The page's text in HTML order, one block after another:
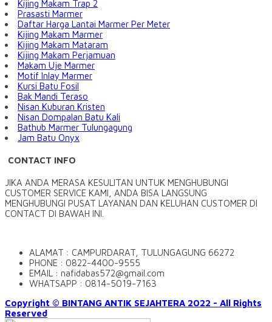
Kijing Makam Trap 2
Prasasti Marmer
Daftar Harga Lantai Marmer Per Meter
Kijing Makam Marmer
Kijing Makam Mataram
Kijing Makam Perjamuan
Makam Uje Marmer
Motif Inlay Marmer
Kursi Batu Fosil
Bak Mandi Teraso
Nisan Kuburan Kristen
Nisan Dompalan Batu Kali
Bathub Marmer Tulungagung
Jam Batu Onyx
CONTACT INFO
JIKA ANDA MERASA KESULITAN UNTUK MENGHUBUNGI
CUSTOMER SERVICE KAMI, ANDA BISA LANGSUNG
MENGHUBUNGI PUSAT LAYANAN DAN KELUHAN CUSTOMER DI
CONTACT DI BAWAH INI.
ALAMAT : CAMPURDARAT, TULUNGAGUNG 66272
PHONE : 0822-4400-9555
EMAIL : nafidabas572@gmail.com
WHATSAPP : 0814-5019-7163
Copyright © BINTANG ANTIK SEJAHTERA 2022 - All Rights
Reserved